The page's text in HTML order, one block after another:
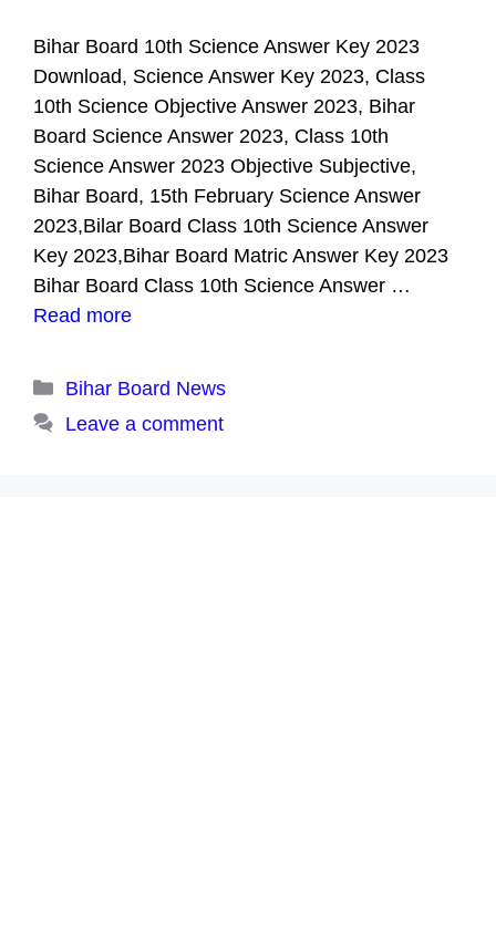
Bihar Board 10th Science Answer Key 2023
Download, Science Answer Key 2023, Class
10th Science Objective Answer 2023, Bihar
Board Science Answer 2023, Class 10th
Science Answer 2023 Objective Subjective,
Bihar Board, 15th February Science Answer
2023,Bilar Board Class 10th Science Answer
Key 2023,Bihar Board Matric Answer Key 2023
Bihar Board Class 10th Science Answer …
Read more
Categories
Bihar Board News
Leave a comment